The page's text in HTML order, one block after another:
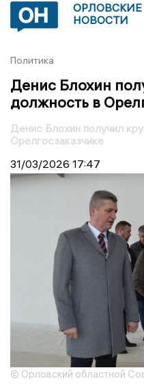
ОРЛОВСКИЕ
НОВОСТИ
Политика
Денис Блохин
должность в
Денис Блохин получил
Орелгосзаказчике
31/03/2026 17:47
© Орловский областной